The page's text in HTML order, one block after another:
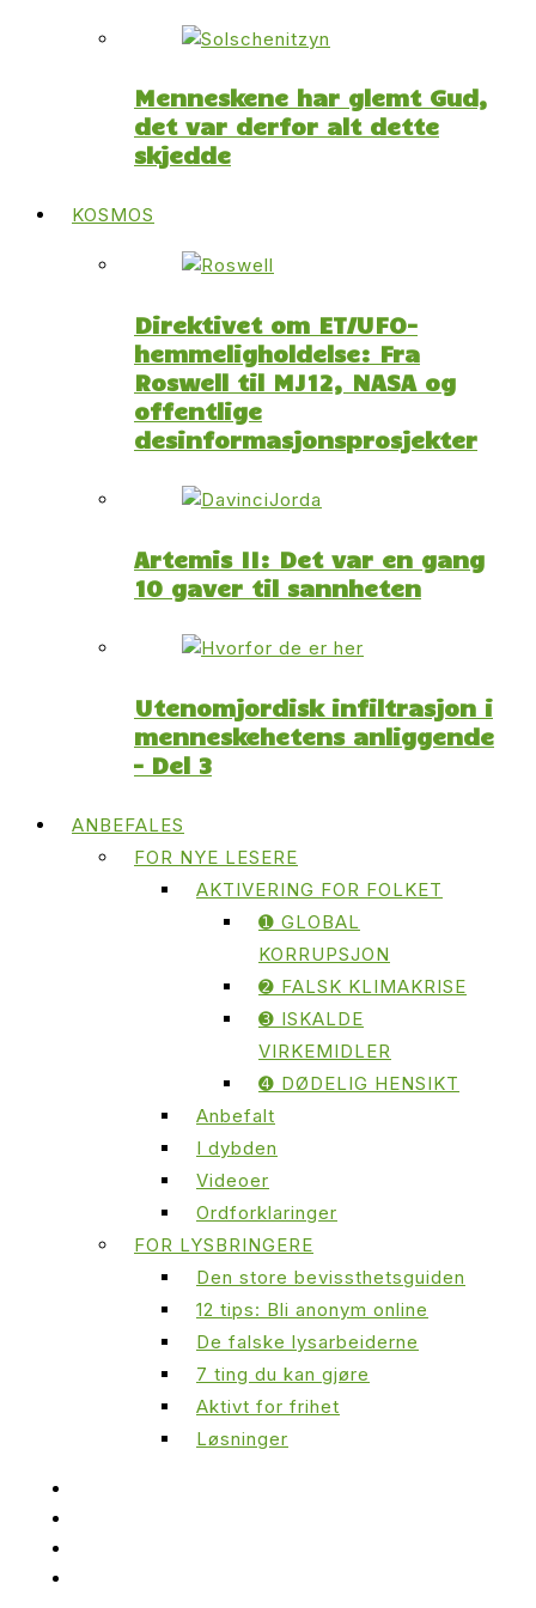
Menneskene har glemt Gud,
det var derfor alt dette
skjedde
KOSMOS
Direktivet om ET/UFO-
hemmeligholdelse: Fra
Roswell til MJ12, NASA og
offentlige
desinformasjonsprosjekter
Artemis II: Det var en gang
10 gaver til sannheten
Utenomjordisk infiltrasjon i
menneskehetens anliggende
– Del 3
ANBEFALES
FOR NYE LESERE
AKTIVERING FOR FOLKET
➊ GLOBAL
KORRUPSJON
➋ FALSK KLIMAKRISE
➌ ISKALDE
VIRKEMIDLER
➍ DØDELIG HENSIKT
Anbefalt
I dybden
Videoer
Ordforklaringer
FOR LYSBRINGERE
Den store bevissthetsguiden
12 tips: Bli anonym online
De falske lysarbeiderne
7 ting du kan gjøre
Aktivt for frihet
Løsninger